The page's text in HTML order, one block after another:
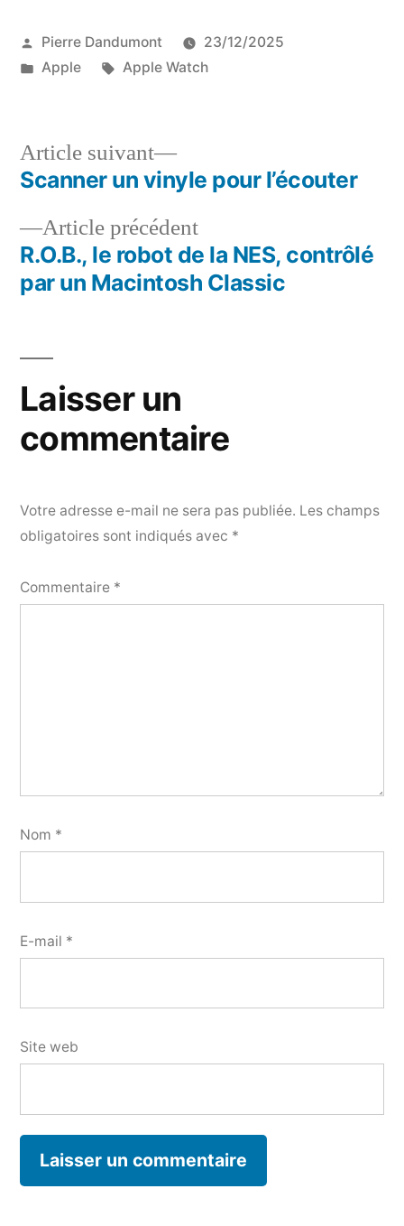
Publié
par
Pierre Dandumont
23/12/2025
Publié
Apple Étiquettes :
Apple Watch
Navigation
de
l’article
Article précédentArticle
précédent :
R.O.B., le robot de la NES, contrôlé
par un Macintosh Classic
Article suivant
Article
suivant :
Scanner un vinyle pour l’écouter
Laisser un
commentaire
Votre adresse e-mail ne sera pas publiée. Les champs
obligatoires sont indiqués avec *
Commentaire *
Nom *
E-mail *
Site web